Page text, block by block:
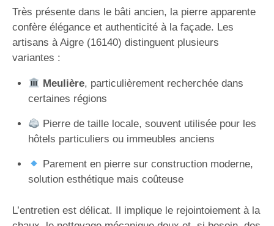
Très présente dans le bâti ancien, la pierre apparente
confère élégance et authenticité à la façade. Les
artisans à Aigre (16140) distinguent plusieurs
variantes :
Meulière, particulièrement recherchée dans
certaines régions
Pierre de taille locale, souvent utilisée pour les
hôtels particuliers ou immeubles anciens
Parement en pierre sur construction moderne,
solution esthétique mais coûteuse
L’entretien est délicat. Il implique le rejointoiement à la